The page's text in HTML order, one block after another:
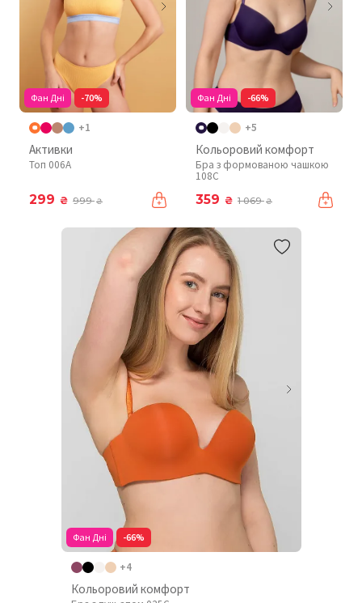
Фан Дні -70%
+1
Активки
Топ 006A
299 ₴ 999₴
Фан Дні -66%
+5
Кольоровий комфорт
Бра з формованою чашкою
108C
359 ₴ 1 069₴
Фан Дні -66%
+4
Кольоровий комфорт